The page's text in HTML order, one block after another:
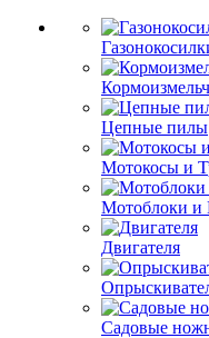
Цепные пилы
Мотокосы и
Мотоблоки и
Двигателя
Садовые